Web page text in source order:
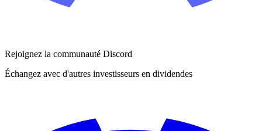
Rejoignez la communauté Discord
Échangez avec d'autres investisseurs en dividendes